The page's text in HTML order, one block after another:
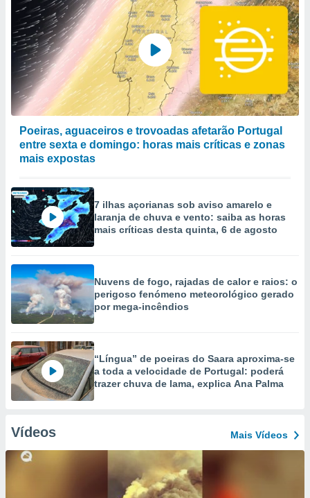
Poeiras, aguaceiros e trovoadas afetarão Portugal
entre sexta e domingo: horas mais críticas e zonas
mais expostas
7 ilhas açorianas sob aviso amarelo e
laranja de chuva e vento: saiba as horas
mais críticas desta quinta, 6 de agosto
Nuvens de fogo, rajadas de calor e raios: o
perigoso fenómeno meteorológico gerado
por mega-incêndios
“Língua” de poeiras do Saara aproxima-se
a toda a velocidade de Portugal: poderá
trazer chuva de lama, explica Ana Palma
Vídeos Mais Vídeos